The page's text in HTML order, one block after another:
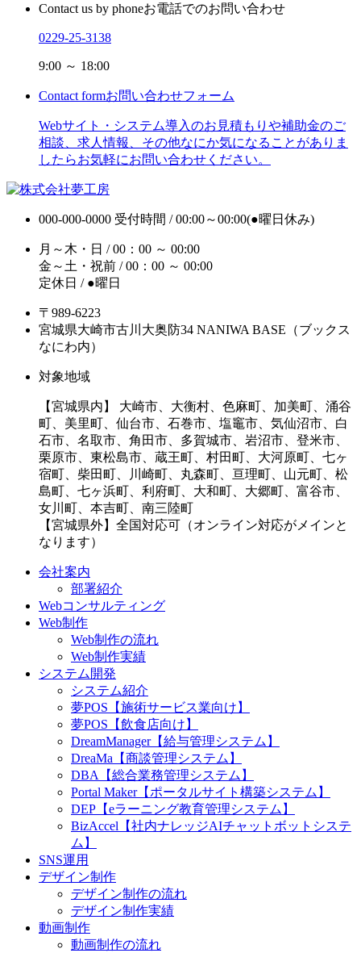
Contact us by phoneお電話でのお問い合わせ
0229-25-3138
9:00 ～ 18:00
Contact formお問い合わせフォーム
Webサイト・システム導入のお見積もりや補助金のご
相談、求人情報、その他なにか気になることがありま
したらお気軽にお問い合わせください。
000-000-0000 受付時間 / 00:00～00:00(●曜日休み)
月～木・日 / 00：00 ～ 00:00
金～土・祝前 / 00：00 ～ 00:00
定休日 / ●曜日
〒989-6223
宮城県大崎市古川大奥防34 NANIWA BASE（ブックス
なにわ内）
対象地域
【宮城県内】 大崎市、大衡村、色麻町、加美町、涌谷
町、美里町、仙台市、石巻市、塩竈市、気仙沼市、白
石市、名取市、角田市、多賀城市、岩沼市、登米市、
栗原市、東松島市、蔵王町、村田町、大河原町、七ヶ
宿町、柴田町、川崎町、丸森町、亘理町、山元町、松
島町、七ヶ浜町、利府町、大和町、大郷町、富谷市、
女川町、本吉町、南三陸町
【宮城県外】全国対応可（オンライン対応がメインと
なります）
会社案内
部署紹介
Webコンサルティング
Web制作
Web制作の流れ
Web制作実績
システム開発
システム紹介
夢POS【施術サービス業向け】
夢POS【飲食店向け】
DreamManager【給与管理システム】
DreaMa【商談管理システム】
DBA【総合業務管理システム】
Portal Maker【ポータルサイト構築システム】
DEP【eラーニング教育管理システム】
BizAccel【社内ナレッジAIチャットボットシステ
ム】
SNS運用
デザイン制作
デザイン制作の流れ
デザイン制作実績
動画制作
動画制作の流れ